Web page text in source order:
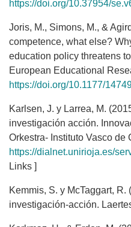
https://doi.org/10.37954/
Joris, M., Simons, M., &
competence, what else?
education policy threatens
European Educational
https://doi.org/10.1177/
Karlsen, J. y Larrea, M.
investigación acción.
Orkestra- Instituto Vasco de
https://dialnet.unirioja.es/
Links ]
Kemmis, S. y McTaggart,
investigación-acción.